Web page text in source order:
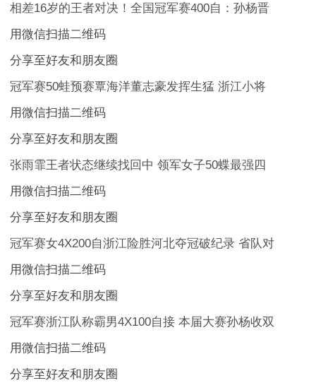
相差16岁的王者对决！全国冠军赛400自：孙杨晋
用微信扫描二维码
分享至好友和朋友圈
冠军赛50蛙预赛覃海洋董志豪发挥生猛 浙江小将
用微信扫描二维码
分享至好友和朋友圈
张雨霏王者状态继续找回中 领军女子50蝶最强四
用微信扫描二维码
分享至好友和朋友圈
冠军赛女4X200自浙江险胜河北夺冠破纪录 省队对
用微信扫描二维码
分享至好友和朋友圈
冠军赛浙江队称霸男4X100自接 本届大赛孙杨收双
用微信扫描二维码
分享至好友和朋友圈